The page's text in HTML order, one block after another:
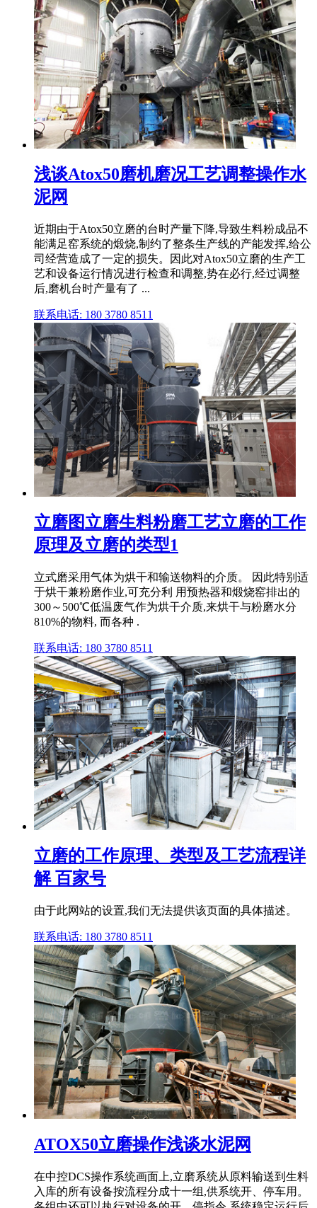
浅谈Atox50磨机磨况工艺调整操作水
泥网
近期由于Atox50立磨的台时产量下降,导致生料粉成品不
能满足窑系统的煅烧,制约了整条生产线的产能发挥,给公
司经营造成了一定的损失。因此对Atox50立磨的生产工
艺和设备运行情况进行检查和调整,势在必行,经过调整
后,磨机台时产量有了 ...
联系电话: 180 3780 8511
立磨图立磨生料粉磨工艺立磨的工作
原理及立磨的类型1
立式磨采用气体为烘干和输送物料的介质。 因此特别适
于烘干兼粉磨作业,可充分利 用预热器和煅烧窑排出的
300～500℃低温废气作为烘干介质,来烘干与粉磨水分
810%的物料, 而各种 .
联系电话: 180 3780 8511
立磨的工作原理、类型及工艺流程详
解 百家号
由于此网站的设置,我们无法提供该页面的具体描述。
联系电话: 180 3780 8511
ATOX50立磨操作浅谈水泥网
在中控DCS操作系统画面上,立磨系统从原料输送到生料
入库的所有设备按流程分成十一组,供系统开、停车用。